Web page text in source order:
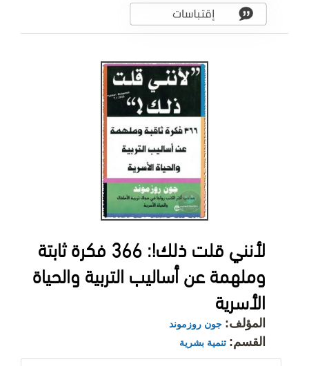
لأنني قلت ذلك!: 366 فكرة ثابتة
وملهمة عن أساليب التربية والحياة
الأسرية
المؤلف: جون روزموند
القسم: تنمية بشرية